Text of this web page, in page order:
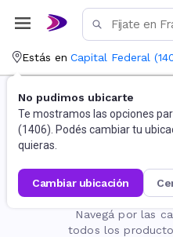
Estás en Capital Federal (
No pudimos ubicarte
Te mostramos las opciones
(1406). Podés cambiar tu
quieras.
cambiar ubicación
La
Navegá por las
todos los